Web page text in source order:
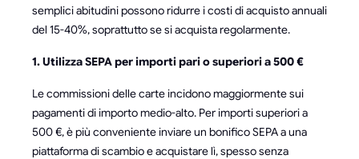
semplici abitudini possono ridurre i costi di acquisto annuali
del 15-40%, soprattutto se si acquista regolarmente.
1. Utilizza SEPA per importi pari o superiori a 500 €
Le commissioni delle carte incidono maggiormente sui
pagamenti di importo medio-alto. Per importi superiori a
500 €, è più conveniente inviare un bonifico SEPA a una
piattaforma di scambio e acquistare lì, spesso senza